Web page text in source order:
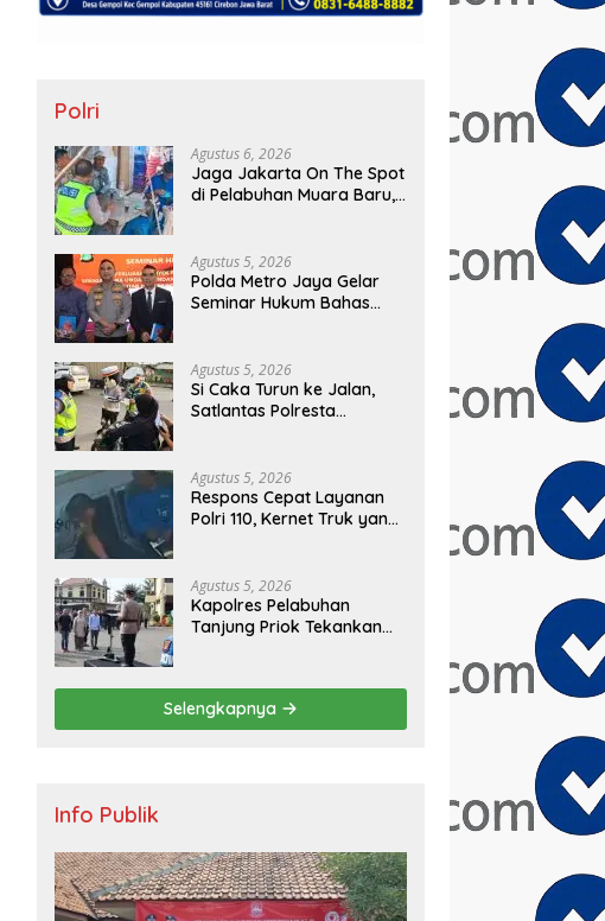
Polri
Agustus 6, 2026
Jaga Jakarta On The Spot
di Pelabuhan Muara Baru,
Kamtibmas Bersama
Masyarakat
Agustus 5, 2026
Polda Metro Jaya Gelar
Seminar Hukum Bahas
KUHAP Baru
Agustus 5, 2026
Si Caka Turun ke Jalan,
Satlantas Polresta
Kecelakaan
Agustus 5, 2026
Respons Cepat Layanan
Polri 110, Kernet Truk yang
Dipertemukan Kembali
dengan Sopir
Agustus 5, 2026
Kapolres Pelabuhan
Tanjung Priok Tekankan
Saat Pimpin Apel Pagi
Personel
Selengkapnya
Info Publik